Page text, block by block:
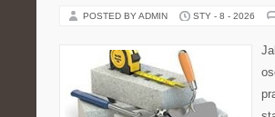
POSTED BY ADMIN STY - 8 - 2026